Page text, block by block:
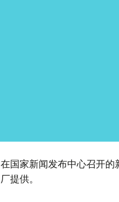
在国家新闻发布中心召开
厂提供。